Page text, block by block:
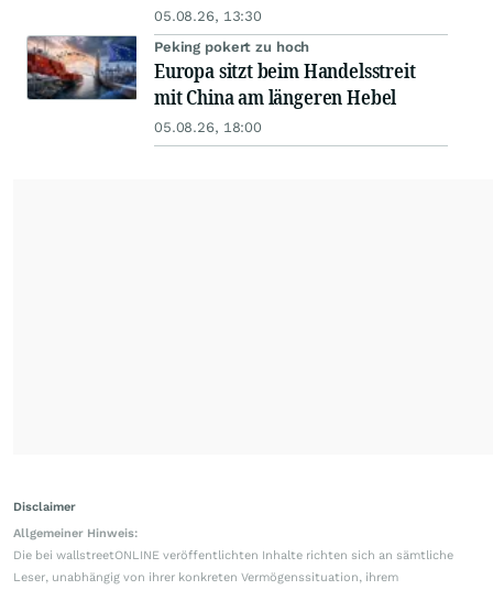
05.08.26, 13:30
Peking pokert zu hoch
Europa sitzt beim Handelsstreit
mit China am längeren Hebel
05.08.26, 18:00
Disclaimer
Allgemeiner Hinweis:
Die bei wallstreetONLINE veröffentlichten Inhalte richten sich an sämtliche
Leser, unabhängig von ihrer konkreten Vermögenssituation, ihrem